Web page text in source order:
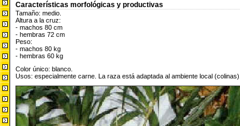
Características morfológicas y productivas
Tamaño: medio.
Altura a la cruz:
- machos 80 cm
- hembras 72 cm
Peso:
- machos 80 kg
- hembras 60 kg
Color único: blanco.
Usos: especialmente carne. La raza está adaptada al ambiente local (colinas).